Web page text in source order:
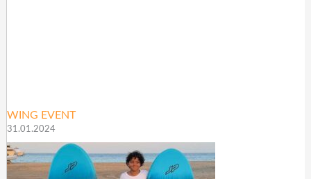
WING EVENT
31.01.2024